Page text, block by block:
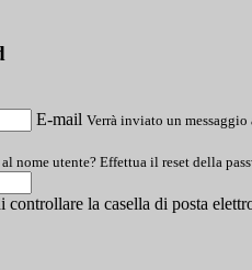
E-mail Verrà inviato un
nome utente? Effettua il reset della
controllare la casella di posta